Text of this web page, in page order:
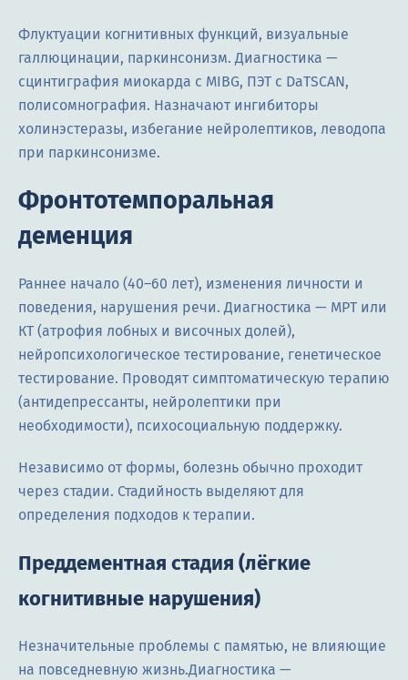
Флуктуации когнитивных функций, визуальные
галлюцинации, паркинсонизм. Диагностика —
сцинтиграфия миокарда с MIBG, ПЭТ с DaTSCAN,
полисомнография. Назначают ингибиторы
холинэстеразы, избегание нейролептиков, леводопа
при паркинсонизме.
Фронтотемпоральная
деменция
Раннее начало (40–60 лет), изменения личности и
поведения, нарушения речи. Диагностика — МРТ или
КТ (атрофия лобных и височных долей),
нейропсихологическое тестирование, генетическое
тестирование. Проводят симптоматическую терапию
(антидепрессанты, нейролептики при
необходимости), психосоциальную поддержку.
Независимо от формы, болезнь обычно проходит
через стадии. Стадийность выделяют для
определения подходов к терапии.
Преддементная стадия (лёгкие
когнитивные нарушения)
Незначительные проблемы с памятью, не влияющие
на повседневную жизнь.Диагностика —